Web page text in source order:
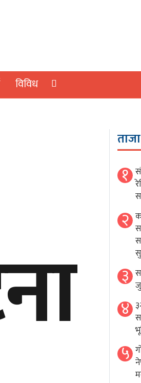
विविध
१
२
३
४
५